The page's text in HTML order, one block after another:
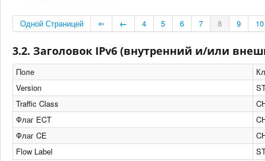
Одной Страницей ⇐ ← 4 5 6 7 8 9 10
3.2. Заголовок IPv6 (внутренний и/или
Поле
Version
Traffic Class
Флаг ECT
Флаг CE
Flow Label